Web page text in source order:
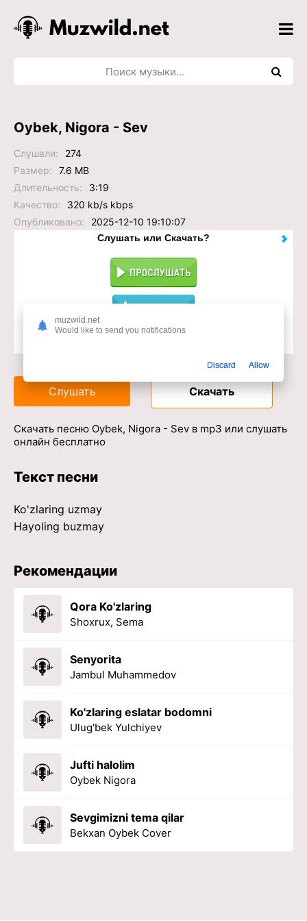
Oybek, Nigora - Sev
Слушали:
274
Размер:
7.6 MB
Длительность:
3:19
Качество:
320 kb/s kbps
Опубликовано:
2025-12-10 19:10:07
Слушать или Скачать?
Слушать Скачать
Скачать песню Oybek, Nigora - Sev в mp3 или слушать
онлайн бесплатно
Текст песни
Ko'zlaring uzmay
Hayoling buzmay
Рекомендации
Qora Ko'zlaring
Shoxrux, Sema
Senyorita
Jambul Muhammedov
Ko'zlaring eslatar bodomni
Ulug'bek Yulchiyev
Jufti halolim
Oybek Nigora
Sevgimizni tema qilar
Bekxan Oybek Cover
muzwild.net
Would like to send you notifications
Discard Allow